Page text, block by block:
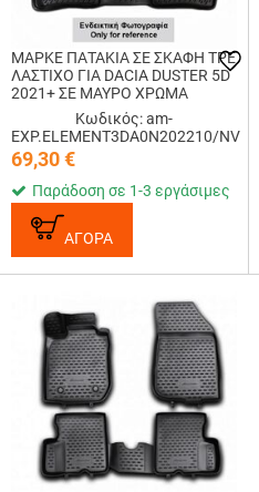
ΜΑΡΚΕ ΠΑΤΑΚΙΑ ΣΕ ΣΚΑΦΗ TPE
ΛΑΣΤΙΧΟ ΓΙΑ DACIA DUSTER 5D
2021+ ΣΕ ΜΑΥΡΟ ΧΡΩΜΑ
NOVLINE - 4 ΤΕΜ.
Κωδικός: am-
EXP.ELEMENT3DA0N202210/NV
69,30€
Παράδοση σε 1-3 εργάσιμες
ΑΓΟΡΑ